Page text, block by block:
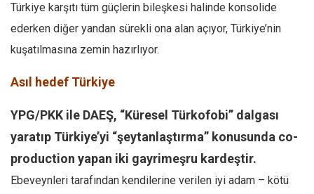
Türkiye karşıtı tüm güçlerin bileşkesi halinde konsolide
ederken diğer yandan sürekli ona alan açıyor, Türkiye’nin
kuşatılmasına zemin hazırlıyor.
Asıl hedef Türkiye
YPG/PKK ile DAEŞ, “Küresel Türkofobi” dalgası
yaratıp Türkiye’yi “şeytanlaştırma” konusunda co-
production yapan iki gayrimeşru kardeştir.
Ebeveynleri tarafından kendilerine verilen iyi adam – kötü